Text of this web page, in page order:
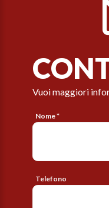
Vuoi maggiori
Nome *
Telefono